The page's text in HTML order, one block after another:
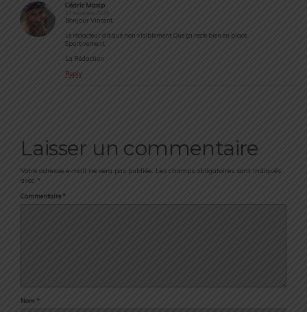
Cédric Masip
27 novembre 2020
Bonjour Vincent,
Le rédacteur dit que non visiblement. Que ça reste bien en place.
Sportivement,
La Rédaction
Reply
Laisser un commentaire
Votre adresse e-mail ne sera pas publiée. Les champs obligatoires sont indiqués
avec *
Commentaire *
Nom *